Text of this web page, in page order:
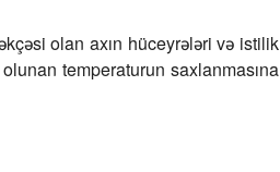
olan axın hüceyrələri və istilik
temperaturun saxlanmasına